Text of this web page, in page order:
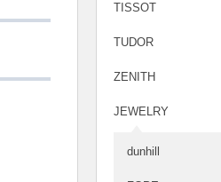
TISSOT
TUDOR
ZENITH
JEWELRY
dunhill